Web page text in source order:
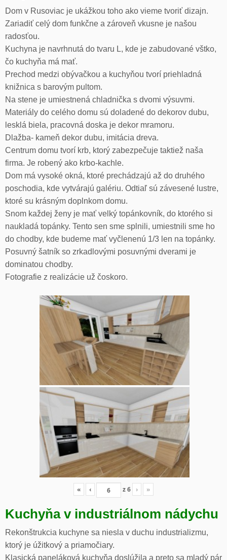
Dom v Rusoviac je ukážkou toho ako vieme tvoriť dizajn.
Zariadiť celý dom funkčne a zároveň vkusne je našou
radosťou.
Kuchyna je navrhnutá do tvaru L, kde je zabudované vštko,
čo kuchyňa má mať.
Prechod medzi obývačkou a kuchyňou tvorí priehladná
knižnica s barovým pultom.
Na stene je umiestnená chladnička s dvomi výsuvmi.
Materiály do celého domu sú doladené do dekorov dubu,
lesklá biela, pracovná doska je dekor mramoru.
Dlažba- kameň dekor dubu, imitácia dreva.
Centrum domu tvorí krb, ktorý zabezpečuje taktiež naša
firma. Je robený ako krbo-kachle.
Dom má vysoké okná, ktoré prechádzajú až do druhého
poschodia, kde vytvárajú galériu. Odtiaľ sú závesené lustre,
ktoré su krásným doplnkom domu.
Snom každej ženy je mať velký topánkovník, do ktorého si
naukladá topánky. Tento sen sme splnili, umiestnili sme ho
do chodby, kde budeme mať vyčlenenú 1/3 len na topánky.
Posuvný šatník so zrkadlovými posuvnými dverami je
dominatou chodby.
Fotografie z realizácie už čoskoro.
« ‹ z6 › »
Kuchyňa v industriálnom nádychu
Rekonštrukcia kuchyne sa niesla v duchu industrializmu,
ktorý je úžitkový a priamočiary.
Klasická paneláková kuchyňa doslúžila a preto sa mladý pár